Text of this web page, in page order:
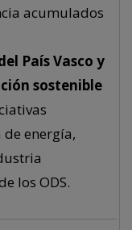
acumulados
País Vasco y
sostenible
energía,
los ODS.